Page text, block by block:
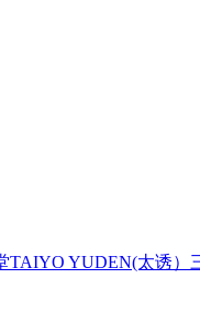
TAIYO YUDEN(太诱）